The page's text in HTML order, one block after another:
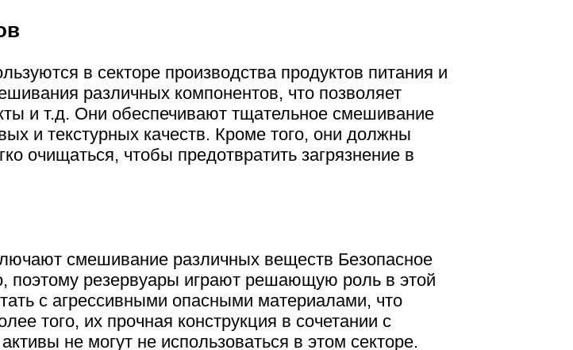
в секторе производства продуктов питания и
различных компонентов, что позволяет
и т.д. Они обеспечивают тщательное смешивание
и текстурных качеств. Кроме того, они должны
очищаться, чтобы предотвратить загрязнение в
смешивание различных веществ Безопасное
поэтому резервуары играют решающую роль в этой
с агрессивными опасными материалами, что
того, их прочная конструкция в сочетании с
не могут не использоваться в этом секторе.